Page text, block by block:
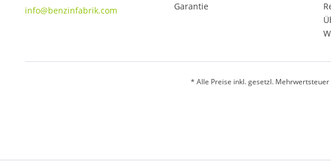
info@benzinfabrik.com
Garantie
* Alle Preise inkl. gesetzl. Mehrwertsteuer